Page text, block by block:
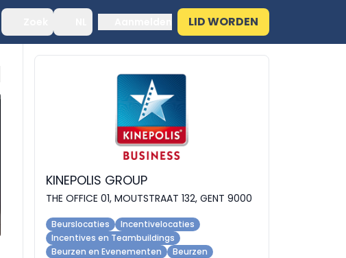
LID WORDEN
KINEPOLIS GROUP
THE OFFICE 01, MOUTSTRAAT 132, GENT 9000
Beurslocaties
Incentivelocaties
Incentives en Teambuildings
Beurzen en Evenementen
Beurzen